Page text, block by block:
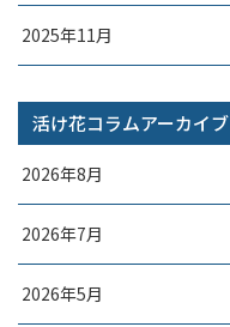
2025年11月
活け花コラムアーカイブ
2026年8月
2026年7月
2026年5月